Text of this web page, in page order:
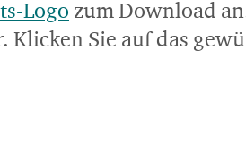
Logo zum Download
Sie auf das